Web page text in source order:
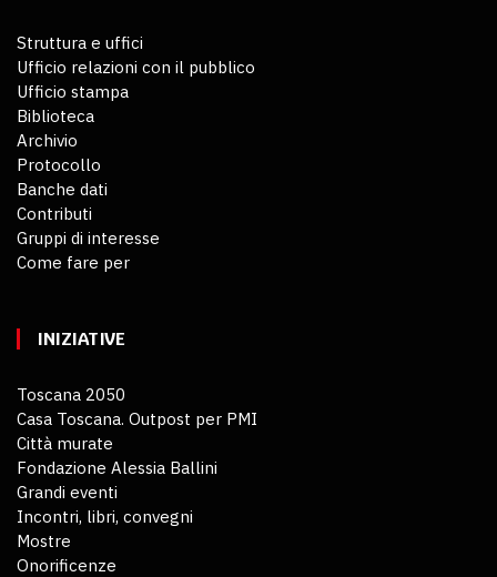
Struttura e uffici
Ufficio relazioni con il pubblico
Ufficio stampa
Biblioteca
Archivio
Protocollo
Banche dati
Contributi
Gruppi di interesse
Come fare per
INIZIATIVE
Toscana 2050
Casa Toscana. Outpost per PMI
Città murate
Fondazione Alessia Ballini
Grandi eventi
Incontri, libri, convegni
Mostre
Onorificenze